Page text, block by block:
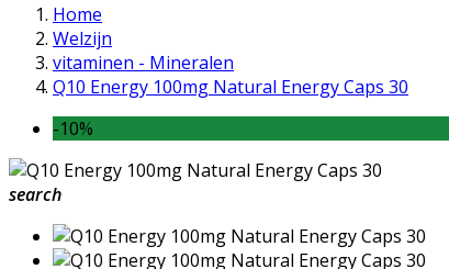
Home
Welzijn
vitaminen - Mineralen
Q10 Energy 100mg Natural Energy Caps 30
-10%
search